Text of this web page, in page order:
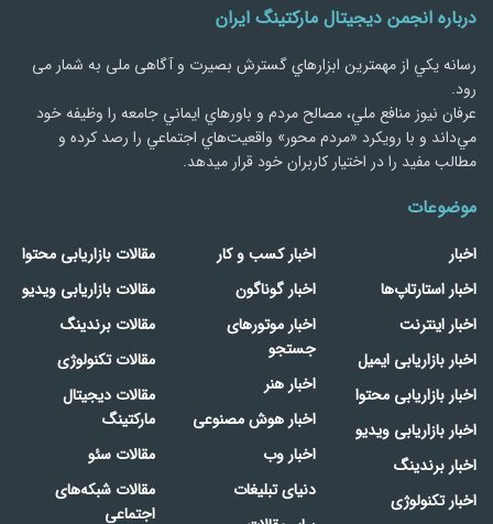
درباره انجمن دیجیتال مارکتینگ ایران
رسانه يكي از مهمترین ابزارهاي گسترش بصیرت و آگاهی ملی به شمار می
رود.
عرفان نیوز منافع ملي، مصالح مردم و باورهاي ايماني جامعه را وظيفه خود
مي‌داند و با رويكرد «مردم‌ محور» واقعيت‌هاي اجتماعي را رصد کرده و
مطالب مفید را در اختیار کاربران خود قرار میدهد.
موضوعات
اخبار
اخبار استارتاپ‌ها
اخبار اینترنت
اخبار بازاریابی ایمیل
اخبار بازاریابی محتوا
اخبار بازاریابی ویدیو
اخبار برندینگ
اخبار تکنولوژی
اخبار کسب و کار
اخبار گوناگون
اخبار موتورهای
جستجو
اخبار هنر
اخبار هوش مصنوعی
اخبار وب
دنیای تبلیغات
مقالات بازاریابی محتوا
مقالات بازاریابی ویدیو
مقالات برندینگ
مقالات تکنولوژی
مقالات دیجیتال
مارکتینگ
مقالات سئو
مقالات شبکه‌های
اجتماعی